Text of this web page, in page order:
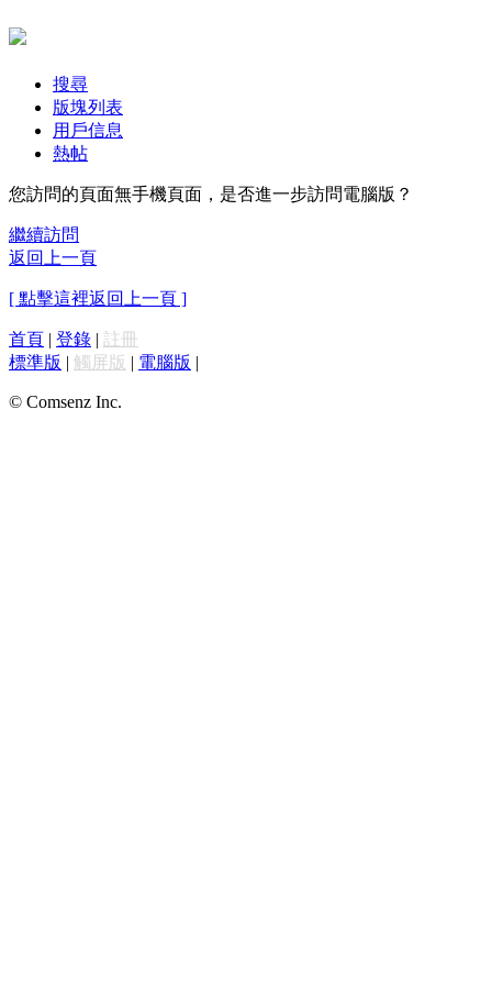
搜尋
版塊列表
用戶信息
熱帖
您訪問的頁面無手機頁面，是否進一步訪問電腦版？
繼續訪問
返回上一頁
[ 點擊這裡返回上一頁 ]
首頁 | 登錄 | 註冊
標準版 | 觸屏版 | 電腦版 |
© Comsenz Inc.